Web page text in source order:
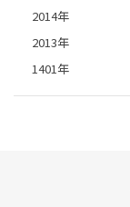
2014年
2013年
1401年